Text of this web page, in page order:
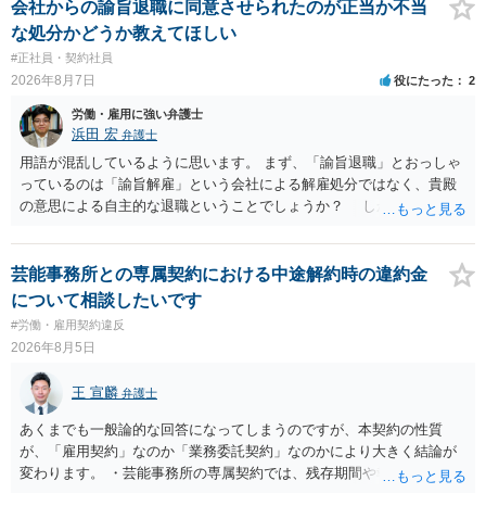
支払われます。ただし支払までにかなり時間がかかるでしょう。 さら
に、「独立行政法人労働者健康安全機構 」という公的機関が未払賃金
の立替事業を行っています。詳しくは、同機構の＜未払賃金立替払相
談コーナー＞ TEL 044-431-8663 相談時間：土日祝日を除く9:15～1
7:00 に相談してみてください。同じように未払となった他の従業員の
方がいれば一緒に相談してみるといいでしょう。
会社からの諭旨退職に同意させられたのが正当か不当
な処分かどうか教えてほしい
#正社員・契約社員
2026年8月7日 役にたった 2
労働・雇用に強い弁護士
浜田 宏 弁護士
用語が混乱しているように思います。 まず、「諭旨退職」とおっしゃ
っているのは「諭旨解雇」という会社による解雇処分ではなく、貴殿
の意思による自主的な退職ということでしょうか？ しかし、記載さ
す。 その場合、解雇には客観的で合理的な理由が必要であり、かつ
解雇という処分が社会通念上相当と認められない限り、解雇は無効で
す。 結局、貴殿のネット炎上の内容や原因、勤務先に与えた影響な
どを具体的に検討しなければ、何とも申し上げることができません。
また、育児休業法関係の問題もあるかもしれません。 ある程度労働
法に関する専門的な知識が必要な事案ですので、一度、お近くの弁護
士にご相談下さい。
芸能事務所との専属契約における中途解約時の違約金
について相談したいです
#労働・雇用契約違反
2026年8月5日
王 宣麟 弁護士
あくまでも一般論的な回答になってしまうのですが、本契約の性質
が、「雇用契約」なのか「業務委託契約」なのかにより大きく結論が
変わります。 ・芸能事務所の専属契約では、残存期間や報酬額、投下